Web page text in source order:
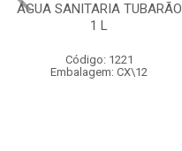
ÁGUA SANITARIA TUBARÃO
1 L
Código: 1221
Embalagem: CX\12